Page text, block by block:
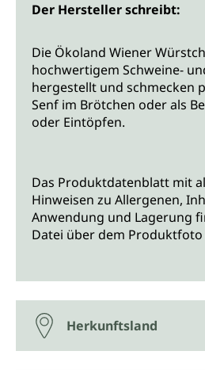
Der Hersteller schreibt:
Die Ökoland Wiener
hochwertigem Schweine-
hergestellt und schmecken
Senf im Brötchen oder als
oder Eintöpfen.
Das Produktdatenblatt mit
Hinweisen zu Allergenen,
Anwendung und Lagerung
Datei über dem Produktfoto
Herkunftsland